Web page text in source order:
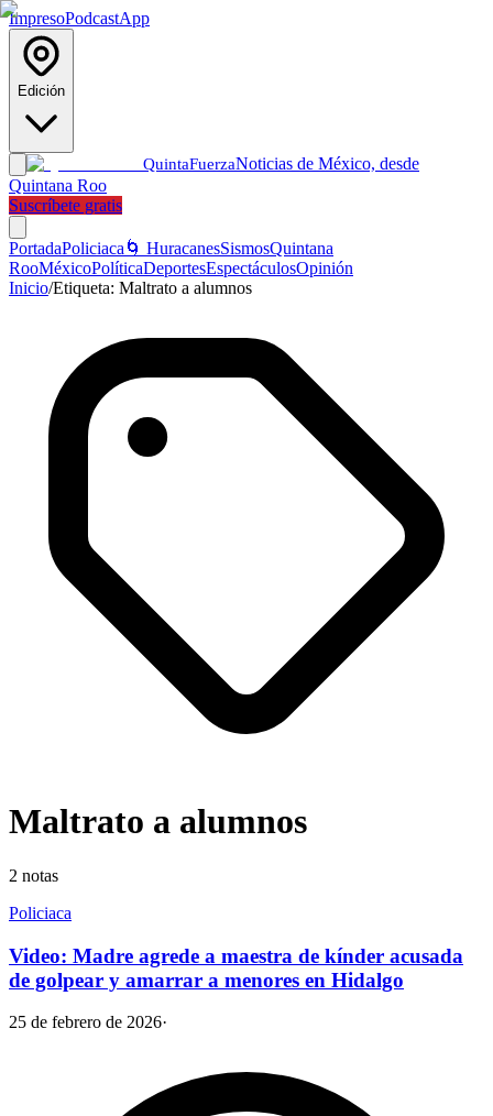
ImpresoPodcastApp
Edición
QuintaFuerzaNoticias de México, desde
Quintana Roo
Suscríbete gratis
PortadaPoliciaca 🌀 HuracanesSismosQuintana
RooMéxicoPolíticaDeportesEspectáculosOpinión
Inicio/Etiqueta: Maltrato a alumnos
Maltrato a alumnos
2 notas
Policiaca
Video: Madre agrede a maestra de kínder acusada
de golpear y amarrar a menores en Hidalgo
25 de febrero de 2026·